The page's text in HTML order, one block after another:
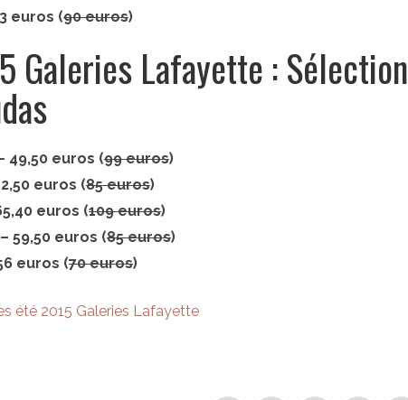
euros (90 euros)
Galeries Lafayette : Sélection
49,50 euros (99 euros)
euros (85 euros)
euros (109 euros)
– 59,50 euros (85 euros)
euros (70 euros)